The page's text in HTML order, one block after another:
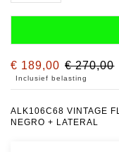
€ 189,00 € 270,00
Inclusief belasting
ALK106C68 VINTAGE
NEGRO + LATERAL